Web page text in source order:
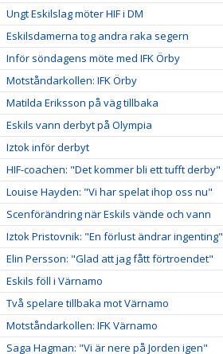
Ungt Eskilslag möter HIF i DM
Eskilsdamerna tog andra raka segern
Inför söndagens möte med IFK Örby
Motståndarkollen: IFK Örby
Matilda Eriksson på väg tillbaka
Eskils vann derbyt på Olympia
Iztok inför derbyt
HIF-coachen: "Det kommer bli ett tufft derby"
Louise Hayden: "Vi har spelat ihop oss nu"
Scenförändring när Eskils vände och vann
Iztok Pristovnik: "En förlust ändrar ingenting"
Elin Persson: "Glad att jag fått förtroendet"
Eskils föll i Värnamo
Två spelare tillbaka mot Värnamo
Motståndarkollen: IFK Värnamo
Saga Hagman: "Vi är nere på Jorden igen"